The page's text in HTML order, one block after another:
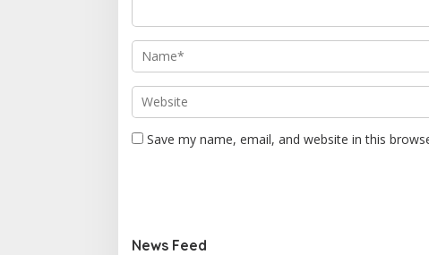
Save my name, email, and website in this
News Feed